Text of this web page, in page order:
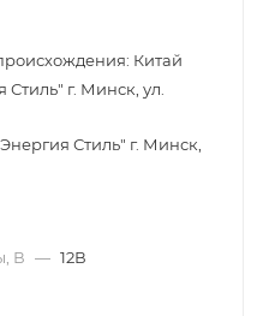
Китай
г. Минск, ул.
Стиль" г. Минск,
В — 12В